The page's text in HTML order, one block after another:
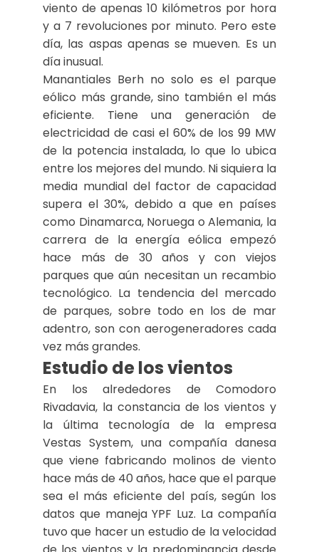
viento de apenas 10 kilómetros por hora
y a 7 revoluciones por minuto. Pero este
día, las aspas apenas se mueven. Es un
día inusual.
Manantiales Berh no solo es el parque
eólico más grande, sino también el más
eficiente. Tiene una generación de
electricidad de casi el 60% de los 99 MW
de la potencia instalada, lo que lo ubica
entre los mejores del mundo. Ni siquiera la
media mundial del factor de capacidad
supera el 30%, debido a que en países
como Dinamarca, Noruega o Alemania, la
carrera de la energía eólica empezó
hace más de 30 años y con viejos
parques que aún necesitan un recambio
tecnológico. La tendencia del mercado
de parques, sobre todo en los de mar
adentro, son con aerogeneradores cada
vez más grandes.
Estudio de los vientos
En los alrededores de Comodoro
Rivadavia, la constancia de los vientos y
la última tecnología de la empresa
Vestas System, una compañía danesa
que viene fabricando molinos de viento
hace más de 40 años, hace que el parque
sea el más eficiente del país, según los
datos que maneja YPF Luz. La compañía
tuvo que hacer un estudio de la velocidad